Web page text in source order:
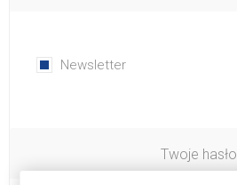
Newsletter
Twoje hasło